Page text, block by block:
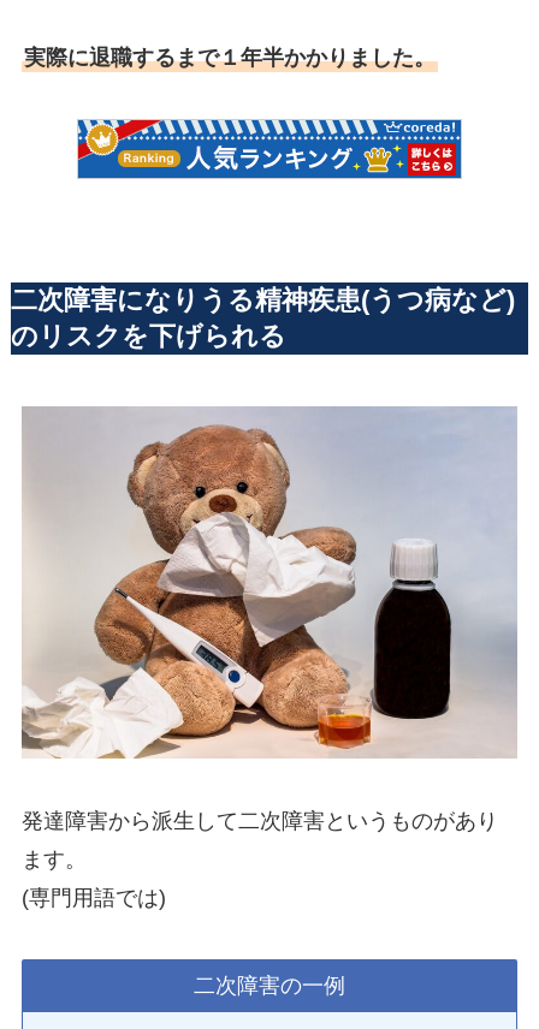
実際に退職するまで１年半かかりました。
二次障害になりうる精神疾患(うつ病など)
のリスクを下げられる
発達障害から派生して二次障害というものがあり
ます。
(専門用語では)
二次障害の一例